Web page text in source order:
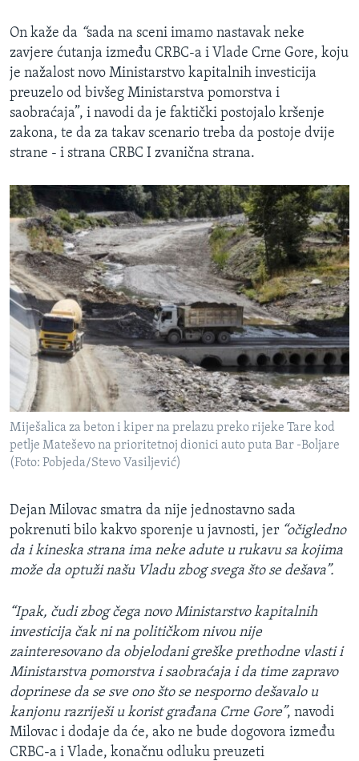
On kaže da “sada na sceni imamo nastavak neke
zavjere ćutanja između CRBC-a i Vlade Crne Gore, koju
je nažalost novo Ministarstvo kapitalnih investicija
preuzelo od bivšeg Ministarstva pomorstva i
saobraćaja”, i navodi da je faktički postojalo kršenje
zakona, te da za takav scenario treba da postoje dvije
strane - i strana CRBC I zvanična strana.
Miješalica za beton i kiper na prelazu preko rijeke Tare kod
petlje Mateševo na prioritetnoj dionici auto puta Bar -Boljare
(Foto: Pobjeda/Stevo Vasiljević)
Dejan Milovac smatra da nije jednostavno sada
pokrenuti bilo kakvo sporenje u javnosti, jer “očigledno
da i kineska strana ima neke adute u rukavu sa kojima
može da optuži našu Vladu zbog svega što se dešava”.
“Ipak, čudi zbog čega novo Ministarstvo kapitalnih
investicija čak ni na političkom nivou nije
zainteresovano da objelodani greške prethodne vlasti i
Ministarstva pomorstva i saobraćaja i da time zapravo
doprinese da se sve ono što se nesporno dešavalo u
kanjonu razriješi u korist građana Crne Gore”, navodi
Milovac i dodaje da će, ako ne bude dogovora između
CRBC-a i Vlade, konačnu odluku preuzeti